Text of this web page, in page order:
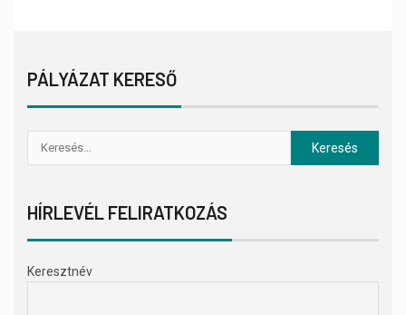
PÁLYÁZAT KERESŐ
HÍRLEVÉL FELIRATKOZÁS
Keresztnév